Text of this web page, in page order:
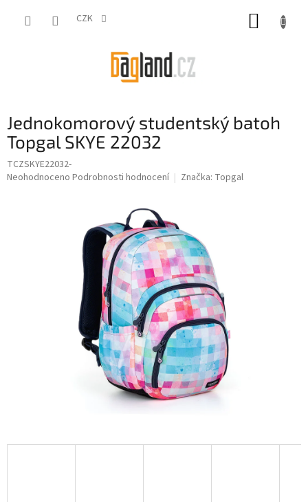
CZK
Jednokomorový studentský batoh
Topgal SKYE 22032
TCZSKYE22032-
Průměrné
Neohodnoceno Podrobnosti hodnocení Značka: Topgal